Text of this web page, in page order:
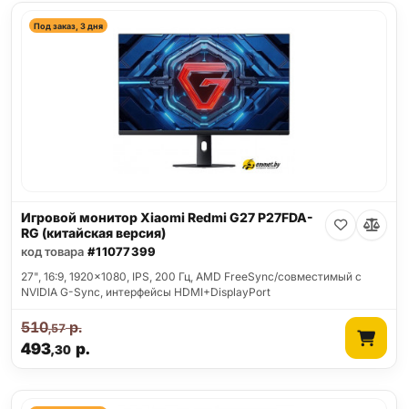
Под заказ, 3 дня
Игровой монитор Xiaomi Redmi G27 P27FDA-
RG (китайская версия)
код товара #11077399
27", 16:9, 1920x1080, IPS, 200 Гц, AMD FreeSync/совместимый с
NVIDIA G-Sync, интерфейсы HDMI+DisplayPort
493,30р.
510,57р.